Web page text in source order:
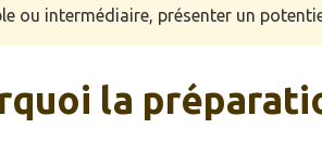
ou intermédiaire, présenter un
la